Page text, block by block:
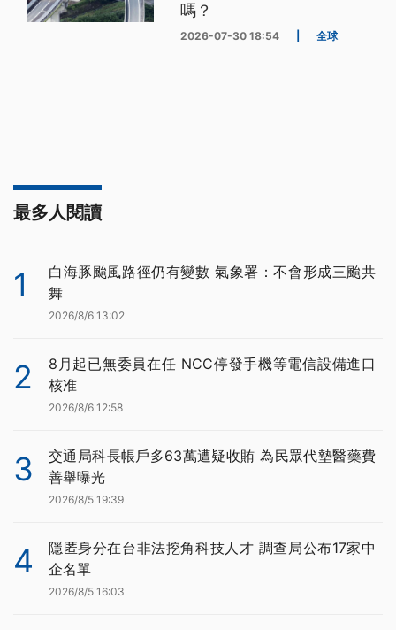
嗎？
2026-07-30 18:54 全球
最多人閱讀
1
白海豚颱風路徑仍有變數 氣象署：不會形成三颱共
舞
2026/8/6 13:02
2
8月起已無委員在任 NCC停發手機等電信設備進口
核准
2026/8/6 12:58
3
交通局科長帳戶多63萬遭疑收賄 為民眾代墊醫藥費
善舉曝光
2026/8/5 19:39
4
隱匿身分在台非法挖角科技人才 調查局公布17家中
企名單
2026/8/5 16:03